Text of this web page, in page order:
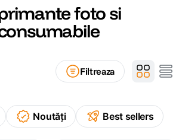
hs
foto si
Filtreaza
Noutăți Best sellers